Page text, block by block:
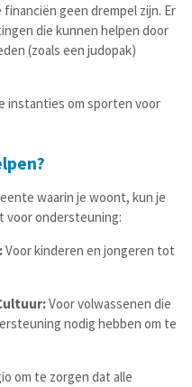
geen drempel zijn. Er
die kunnen helpen door
(zoals een judopak)
instanties om sporten voor
waarin je woont, kun je
voor ondersteuning:
Voor kinderen en jongeren tot
Voor volwassenen die
nodig hebben om te
om te zorgen dat alle